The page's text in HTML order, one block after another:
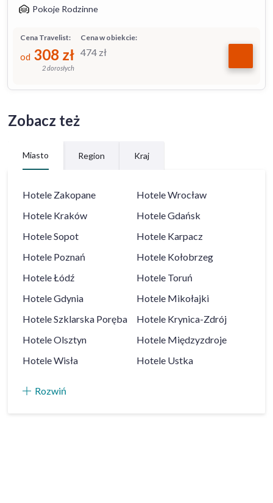
Pokoje Rodzinne
Cena w obiekcie:
474 zł
Cena Travelist:
od 308 zł
2 dorosłych
Zobacz też
Miasto Region Kraj
Hotele Zakopane HoteleWrocław
Hotele Kraków HoteleGdańsk
HoteleSopot Hotele Karpacz
Hotele Poznań Hotele Kołobrzeg
HoteleŁódź Hotele Toruń
HoteleGdynia Hotele Mikołajki
HoteleSzklarska Poręba Hotele Krynica-Zdrój
HoteleOlsztyn Hotele Międzyzdroje
HoteleWisła Hotele Ustka
Rozwiń